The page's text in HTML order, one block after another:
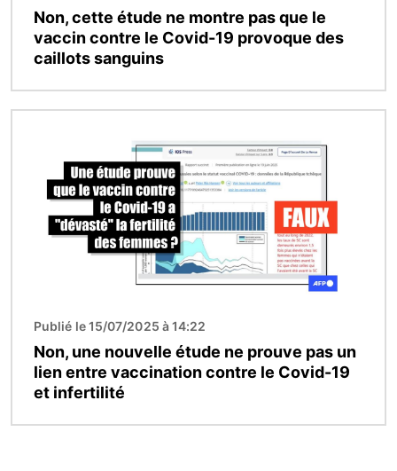
Non, cette étude ne montre pas que le
vaccin contre le Covid-19 provoque des
caillots sanguins
Publié le 15/07/2025 à 14:22
Non, une nouvelle étude ne prouve pas un
lien entre vaccination contre le Covid-19
et infertilité